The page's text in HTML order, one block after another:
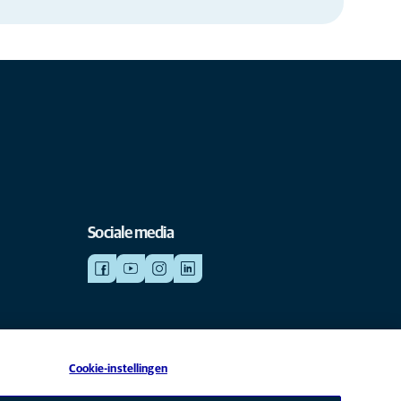
Sociale media
Cookie-instellingen